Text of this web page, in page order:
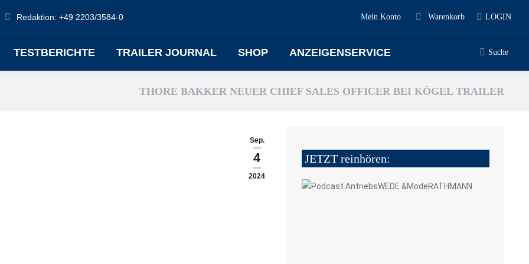
Redaktion: +49 2203/3584-0 Mein Konto Warenkorb LOGIN
TESTBERICHTE TRAILER JOURNAL SHOP ANZEIGENSERVICE Suche
THORE BAKKER NEUER CHIEF SALES OFFICER BEI KÖGEL TRAILER
Sep.
4
2024
JETZT reinhören: